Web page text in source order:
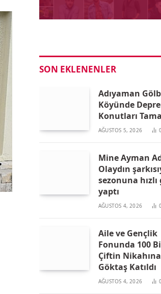
SON EKLENENLER
Adıyaman
Köyünde
Konutları
AĞUSTOS 5, 2026
Mine Ayman
Olaydın
sezonuna
yaptı
AĞUSTOS 4, 2026
Aile ve Gençlik
Fonunda 100
Çiftin
Göktaş Katıldı
AĞUSTOS 4, 2026